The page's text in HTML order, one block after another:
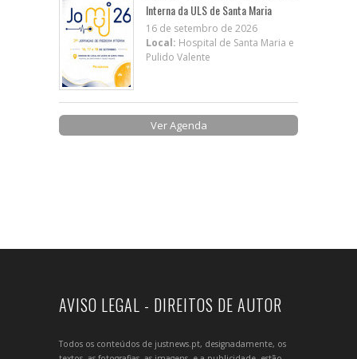
Interna da ULS de Santa Maria
16 de setembro de 2026
Local: Hospital de Santa Maria e
Pulido Valente
Ver Agenda
AVISO LEGAL - DIREITOS DE AUTOR
Todos os conteúdos de justnews.pt, designadamente, os